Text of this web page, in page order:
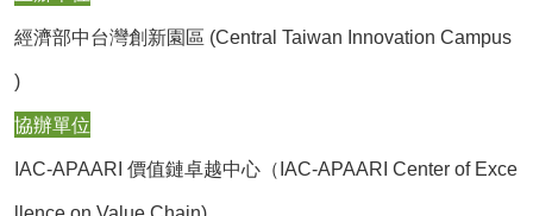
經濟部中台灣創新園區 (Central Taiwan Innovation Campus
)
協辦單位
IAC-APAARI 價值鏈卓越中心（IAC-APAARI Center of Exce